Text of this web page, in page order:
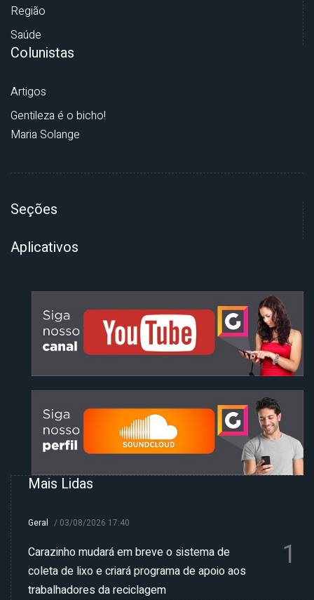
Região
Saúde
Colunistas
Artigos
Gentileza é o bicho!
Maria Solange
Seções
Aplicativos
Mais Lidas
Geral / 03/08/2026 17:40
Carazinho mudará em breve o sistema de
coleta de lixo e criará programa de apoio aos
trabalhadores da reciclagem
1